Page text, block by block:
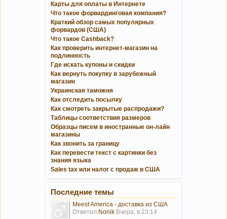
Карты для оплаты в Интернете
Что такое форвардинговая компания?
Краткий обзор самых популярных
форвардов (США)
Что такое Cashback?
Как проверить интернет-магазин на
подлинность
Где искать купоны и скидки
Как вернуть покупку в зарубежный
магазин
Украинская таможня
Как отследить посылку
Как смотреть закрытые распродажи?
Таблицы соответствия размеров
Образцы писем в иностранные он-лайн
магазины
Как звонить за границу
Как перевести текст с картинки без
знания языка
Sales tax или налог с продаж в США
Последние темы
Meest America - доставка из США
Ответил Nonik Вчера, в 23:14